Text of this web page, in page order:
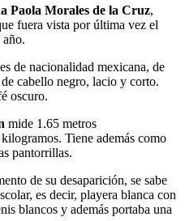
Paola Morales de la Cruz,
fuera vista por última vez el
año.
de nacionalidad mexicana, de
cabello negro, lacio y corto.
oscuro.
mide 1.65 metros
Tiene además como
pantorrillas.
de su desaparición, se sabe
es decir, playera blanca con
blancos y además portaba una